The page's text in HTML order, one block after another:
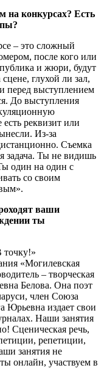
на конкурсах? Есть
– это сложный
после кого или
публика и жюри, будут
глухой ли зал,
перед выступлением
До выступления
реквизит или
Из-за
Съемка
задача. Ты не видишь
один на один с
со своим
ваши
ты
точку!»
«Могилевская
– творческая
Белова. Она поэт
член Союза
Юрьевна издает свои
Наши занятия
Сценическая речь,
репетиции,
занятия не
онлайн, участвуем в